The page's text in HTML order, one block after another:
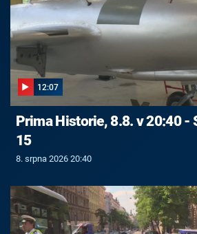
12:07
Prima Historie, 8.8. v 20:40 -
15
8. srpna 2026 20:40